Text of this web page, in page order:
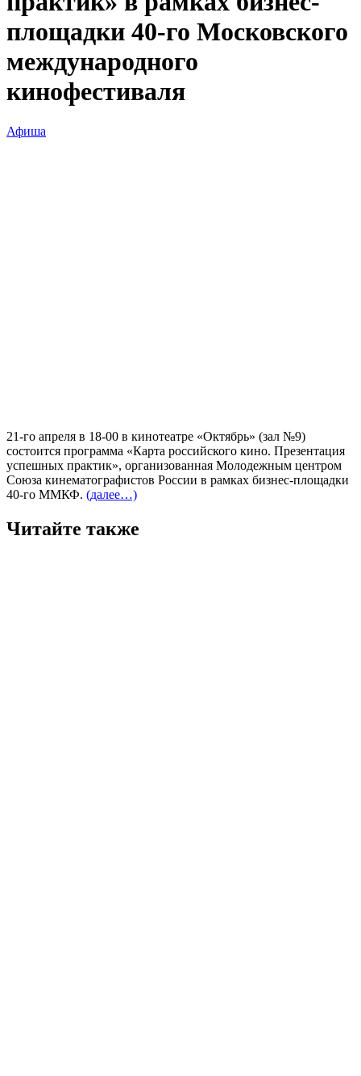
площадки 40-го Московского
международного
кинофестиваля
Афиша
21-го апреля в 18-00 в кинотеатре «Октябрь» (зал №9)
состоится программа «Карта российского кино. Презентация
успешных практик», организованная Молодежным центром
Союза кинематографистов России в рамках бизнес-площадки
40-го ММКФ. (далее…)
Читайте также